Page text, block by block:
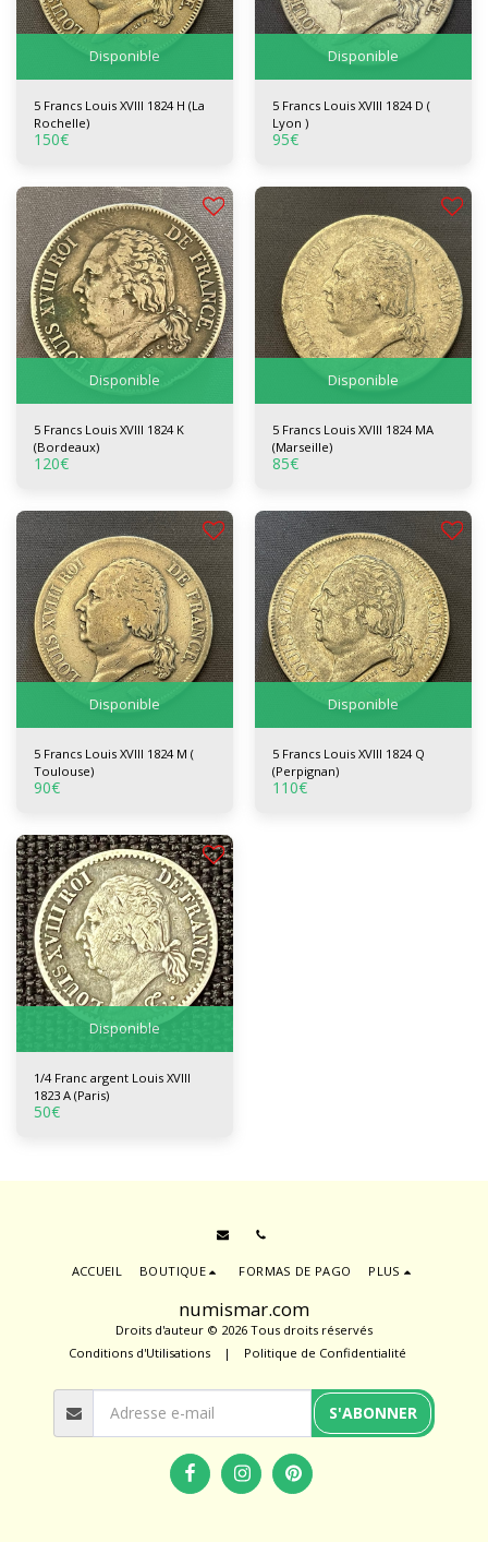
Disponible
5 Francs Louis XVIII 1824 H (La
Rochelle)
150€
Disponible
5 Francs Louis XVIII 1824 D (
Lyon )
95€
Disponible
5 Francs Louis XVIII 1824 K
(Bordeaux)
120€
Disponible
5 Francs Louis XVIII 1824 MA
(Marseille)
85€
Disponible
5 Francs Louis XVIII 1824 M (
Toulouse)
90€
Disponible
5 Francs Louis XVIII 1824 Q
(Perpignan)
110€
Disponible
1/4 Franc argent Louis XVIII
1823 A (Paris)
50€
numismar.com
Droits d'auteur © 2026 Tous droits réservés
Conditions d'Utilisations | Politique de Confidentialité
ACCUEIL BOUTIQUE FORMAS DE PAGO PLUS
S'ABONNER